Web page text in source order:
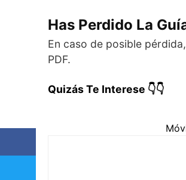
Has Perdido La
En caso de posible
PDF.
Quizás Te Interese 👇👇